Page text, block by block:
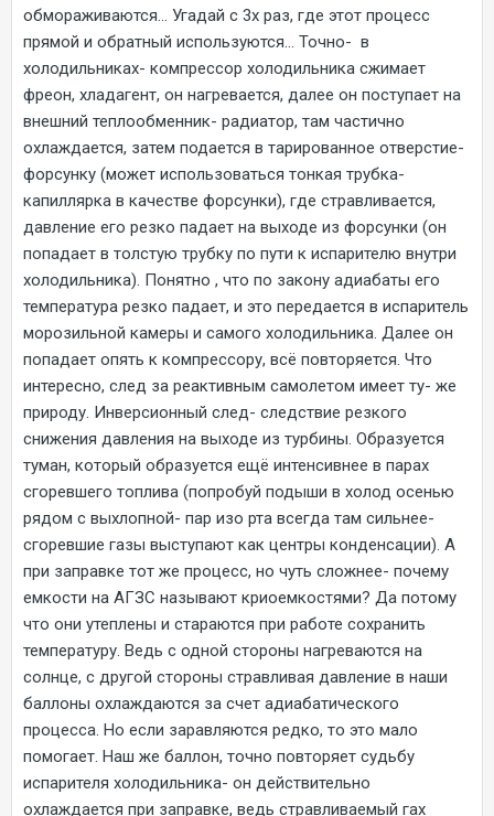
обмораживаются... Угадай с 3х раз, где этот процесс
прямой и обратный используются... Точно- в
холодильниках- компрессор холодильника сжимает
фреон, хладагент, он нагревается, далее он поступает на
внешний теплообменник- радиатор, там частично
охлаждается, затем подается в тарированное отверстие-
форсунку (может использоваться тонкая трубка-
капиллярка в качестве форсунки), где стравливается,
давление его резко падает на выходе из форсунки (он
попадает в толстую трубку по пути к испарителю внутри
холодильника). Понятно , что по закону адиабаты его
температура резко падает, и это передается в испаритель
морозильной камеры и самого холодильника. Далее он
попадает опять к компрессору, всё повторяется. Что
интересно, след за реактивным самолетом имеет ту- же
природу. Инверсионный след- следствие резкого
снижения давления на выходе из турбины. Образуется
туман, который образуется ещё интенсивнее в парах
сгоревшего топлива (попробуй подыши в холод осенью
рядом с выхлопной- пар изо рта всегда там сильнее-
сгоревшие газы выступают как центры конденсации). А
при заправке тот же процесс, но чуть сложнее- почему
емкости на АГЗС называют криоемкостями? Да потому
что они утеплены и стараются при работе сохранить
температуру. Ведь с одной стороны нагреваются на
солнце, с другой стороны стравливая давление в наши
баллоны охлаждаются за счет адиабатического
процесса. Но если заравляются редко, то это мало
помогает. Наш же баллон, точно повторяет судьбу
испарителя холодильника- он действительно
охлаждается при заправке, ведь стравливаемый гах